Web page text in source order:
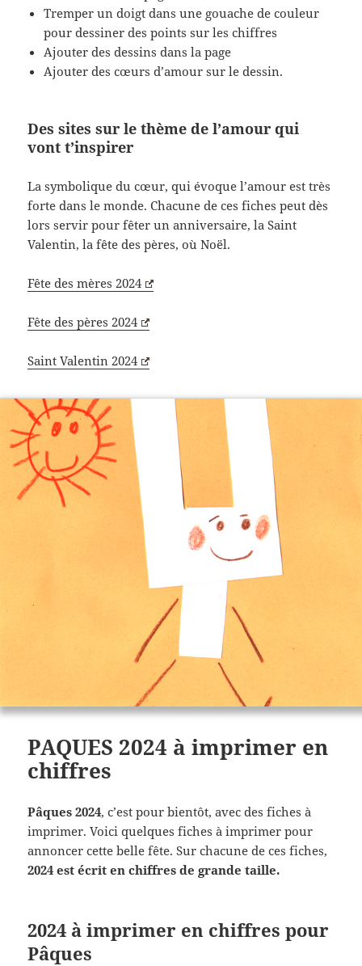
Tremper un doigt dans une gouache de couleur
pour dessiner des points sur les chiffres
Ajouter des dessins dans la page
Ajouter des cœurs d’amour sur le dessin.
Des sites sur le thème de l’amour qui
vont t’inspirer
La symbolique du cœur, qui évoque l’amour est très
forte dans le monde. Chacune de ces fiches peut dès
lors servir pour fêter un anniversaire, la Saint
Valentin, la fête des pères, où Noël.
Fête des mères 2024
Fête des pères 2024
Saint Valentin 2024
PAQUES 2024 à imprimer en
chiffres
Pâques 2024, c’est pour bientôt, avec des fiches à
imprimer. Voici quelques fiches à imprimer pour
annoncer cette belle fête. Sur chacune de ces fiches,
2024 est écrit en chiffres de grande taille.
2024 à imprimer en chiffres pour
Pâques